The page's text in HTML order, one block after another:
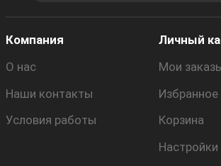
Компания
О нас
Наши контакты
Условия работы
Личный
Мои
Избранное
Корзина
Настройки